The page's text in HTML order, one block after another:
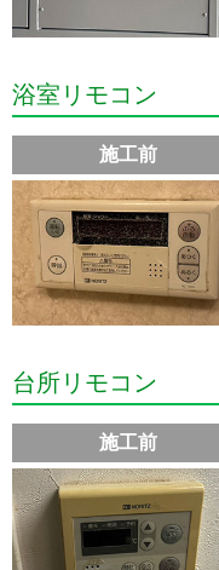
浴室リモコン
施工前
台所リモコン
施工前